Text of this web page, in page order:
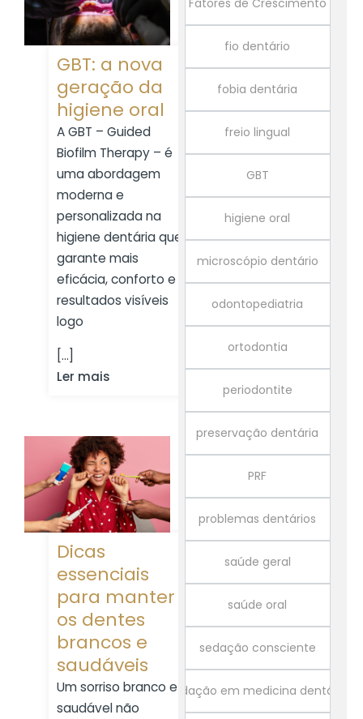
GBT: a nova
geração da
higiene oral
A GBT – Guided
Biofilm Therapy – é
uma abordagem
moderna e
personalizada na
higiene dentária que
garante mais
eficácia, conforto e
resultados visíveis
logo
[...]
Ler mais
Dicas
essenciais
para manter
os dentes
brancos e
saudáveis
Um sorriso branco e
saudável não
fio dentário
fobia dentária
freio lingual
GBT
higiene oral
microscópio dentário
odontopediatria
ortodontia
periodontite
preservação dentária
PRF
problemas dentários
saúde geral
saúde oral
sedação consciente
sedação em medicina dentária